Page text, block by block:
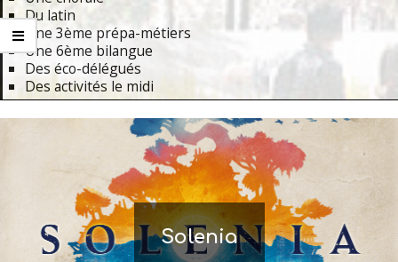
Du latin
Une 3ème prépa-métiers
Une 6ème bilangue
Des éco-délégués
Des activités le midi
Solenia